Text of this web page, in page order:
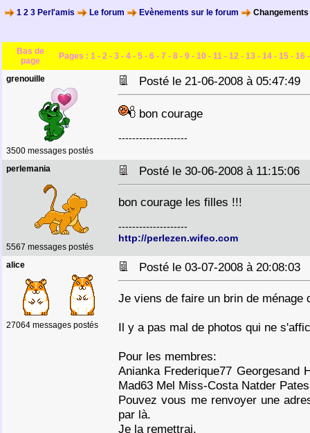
1 2 3 Perl'amis Le forum Evènements sur le forum
Bas de
page
Pages : 1 - 2 - 3 - 4 - 5 - 6 - 7 - 8 - 9 - 10 - 11 - 12 - 13 - 14 - 15 - 16
grenouille
3500 messages postés
Posté le 21-06-2008 à 05:47:49
bon courage
--------------------
perlemania
5567 messages postés
Posté le 30-06-2008 à 11:15:06
bon courage les filles !!!
--------------------
http://perlezen.wifeo.com
alice
27064 messages postés
Posté le 03-07-2008 à 20:08:03
Je viens de faire un brin de ménage
Il y a pas mal de photos qui ne
Pour les membres:
Anianka Frederique77 Georgesand
Mad63 Mel Miss-Costa Natder
Pouvez vous me renvoyer une
par là.
Je la remettrai.